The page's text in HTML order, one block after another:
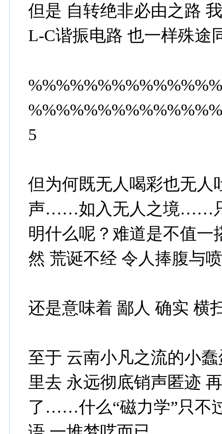
但是 自转绝非必由之路
L-C谐振电路 也一样殊途
5
但为何既无人喝彩也无
声……如入无人之境……只
明什么呢？难道是不值一
然 荒诞不经 令人捧腹与
还是意味着 鄙人 确实
至于 云南小凡之流的小
里去 永远彻底销声匿迹
了……什么“磁力学”只不